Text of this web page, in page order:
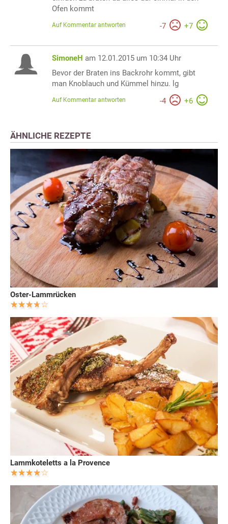
Ofen kommt
-7 +7
Auf Kommentar antworten
SimoneH am 12.01.2015 um 10:34 Uhr
Bevor der Braten ins Backrohr kommt, gibt
man Knoblauch und Kümmel hinzu. lg
-4 +6
Auf Kommentar antworten
ÄHNLICHE REZEPTE
Oster-Lammrücken
Lammkoteletts a la Provence